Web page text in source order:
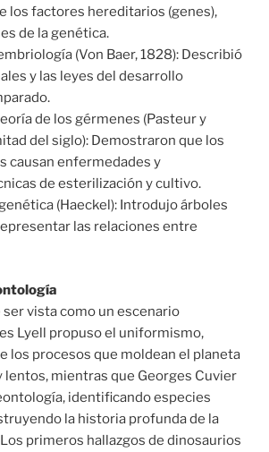
los factores hereditarios (genes),
de la genética.
(Von Baer, 1828): Describió
y las leyes del desarrollo
de los gérmenes (Pasteur y
del siglo): Demostraron que los
causan enfermedades y
de esterilización y cultivo.
(Haeckel): Introdujo árboles
las relaciones entre
ser vista como un escenario
Lyell propuso el uniformismo,
los procesos que moldean el planeta
lentos, mientras que Georges Cuvier
identificando especies
la historia profunda de la
primeros hallazgos de dinosaurios